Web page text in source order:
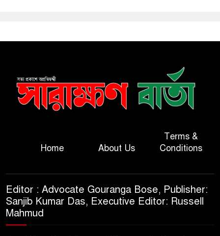
Home About Us
Terms &
Conditions
Editor : Advocate Gouranga Bose, Publisher:
Sanjib Kumar Das, Executive Editor: Russell
Mahmud